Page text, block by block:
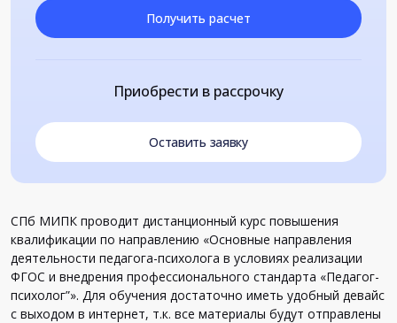
Получить расчет
Приобрести в рассрочку
Оставить заявку
СПб МИПК проводит дистанционный курс повышения
квалификации по направлению «Основные направления
деятельности педагога-психолога в условиях реализации
ФГОС и внедрения профессионального стандарта «Педагог-
психолог”». Для обучения достаточно иметь удобный девайс
с выходом в интернет, т.к. все материалы будут отправлены